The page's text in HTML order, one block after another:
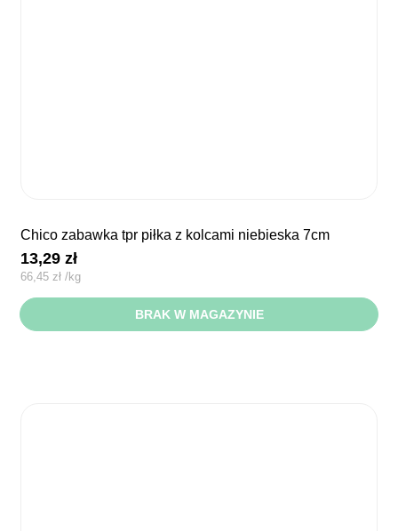
chico zabawka tpr piłka z kolcami niebieska 7cm
13,29zł
66,45 zł /kg
BRAK W MAGAZYNIE